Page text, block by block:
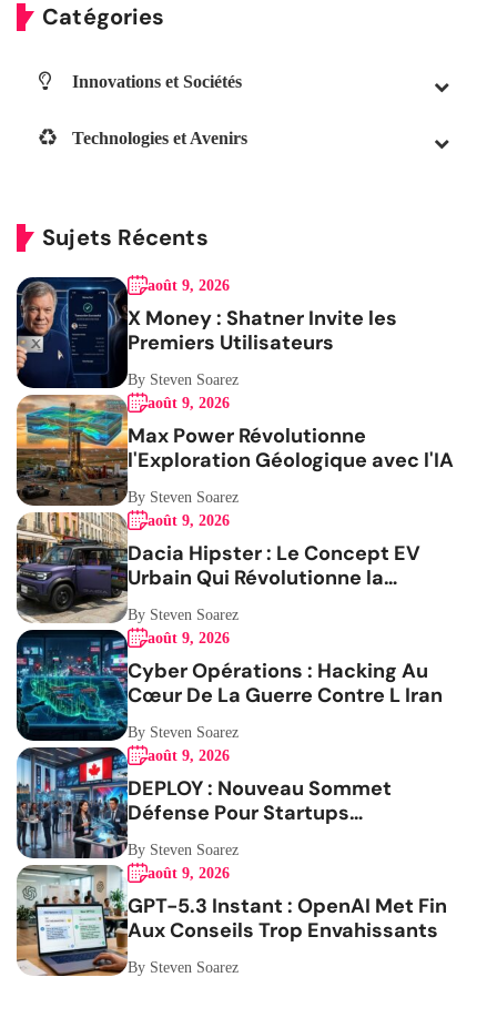
Catégories
Innovations et Sociétés
Technologies et Avenirs
Sujets Récents
août 9, 2026
X Money : Shatner Invite les
Premiers Utilisateurs
By Steven Soarez
août 9, 2026
Max Power Révolutionne
l'Exploration Géologique avec l'IA
By Steven Soarez
août 9, 2026
Dacia Hipster : Le Concept EV
Urbain Qui Révolutionne la
Mobilité
By Steven Soarez
août 9, 2026
Cyber Opérations : Hacking Au
Cœur De La Guerre Contre L Iran
By Steven Soarez
août 9, 2026
DEPLOY : Nouveau Sommet
Défense Pour Startups
Canadiennes
By Steven Soarez
août 9, 2026
GPT-5.3 Instant : OpenAI Met Fin
Aux Conseils Trop Envahissants
By Steven Soarez